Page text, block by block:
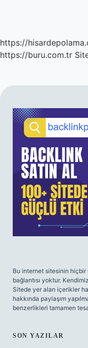
https://
https://buru.com.tr
Bu internet sitesinin hiçbir
bağlantısı yoktur.
Sitede yer alan içerikler
hakkında paylaşım
benzerlikleri tamamen
SON YAZILAR